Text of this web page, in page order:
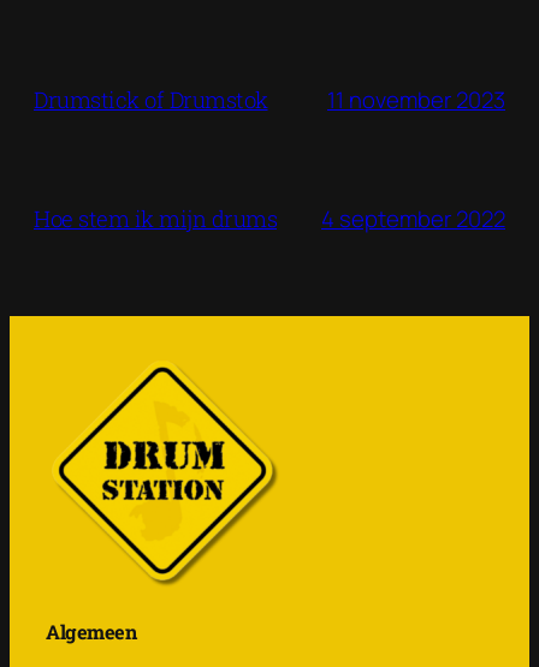
Drumstick of Drumstok 11 november 2023
Hoe stem ik mijn drums 4 september 2022
Algemeen